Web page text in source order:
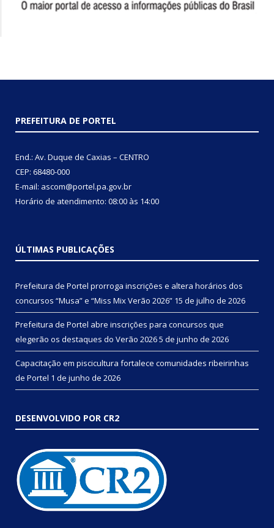
PREFEITURA DE PORTEL
End.: Av. Duque de Caxias – CENTRO
CEP: 68480-000
E-mail: ascom@portel.pa.gov.br
Horário de atendimento: 08:00 às 14:00
ÚLTIMAS PUBLICAÇÕES
Prefeitura de Portel prorroga inscrições e altera horários dos
concursos “Musa” e “Miss Mix Verão 2026” 15 de julho de 2026
Prefeitura de Portel abre inscrições para concursos que
elegerão os destaques do Verão 20265 de junho de 2026
Capacitação em piscicultura fortalece comunidades ribeirinhas
de Portel 1 de junho de 2026
DESENVOLVIDO POR CR2